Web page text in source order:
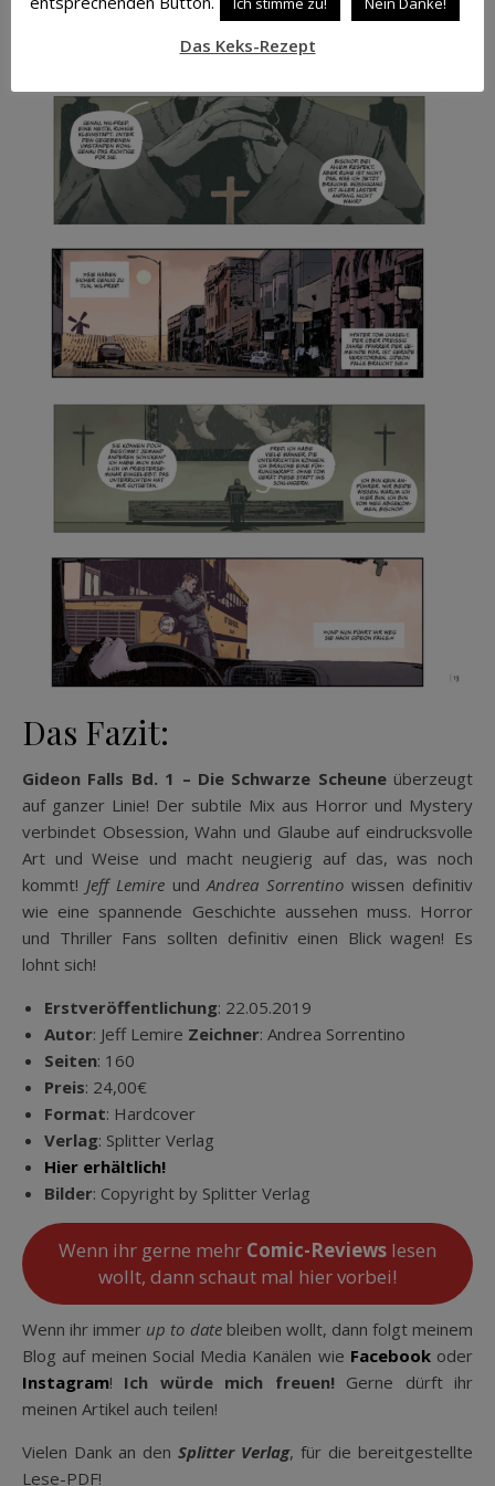
diversen Schauplätzen gewechselt wird. Doch das kann
meckern auf hohem Niveauansehen.
Das Fazit:
Gideon Falls Bd. 1 – Die Schwarze Scheuneüberzeugt
auf ganzer Linie! Der subtile Mix aus Horror und Mystery
verbindet Obsession, Wahn und Glaube auf eindrucksvolle
Art und Weise und macht neugierig auf das, was noch
kommt! Jeff Lemireund Andrea Sorrentino wissen definitiv
wie eine spannende Geschichte aussehen muss. Horror
und Thriller Fans sollten definitiv einen Blick wagen! Es
lohnt sich!
Erstveröffentlichung: 22.05.2019
Autor: Jeff Lemire Zeichner: Andrea Sorrentino
Seiten: 160
Preis: 24,00€
Format: Hardcover
Verlag: Splitter Verlag
Hier erhältlich!
Bilder: Copyright by Splitter Verlag
Wenn ihr gerne mehr Comic-Reviews lesen
wollt, dann schaut mal hier vorbei!
Wenn ihr immer up to datebleiben wollt, dann folgt meinem
Blog auf meinen Social Media Kanälen wie Facebookoder
Instagram! Ich würde mich freuen!Gerne dürft ihr
meinen Artikel auch teilen!
Vielen Dank an den Splitter Verlag, für die bereitgestellte
Lese-PDF!
Das Keks-Rezept